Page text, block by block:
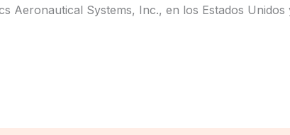
Aeronautical Systems, Inc., en los Estados